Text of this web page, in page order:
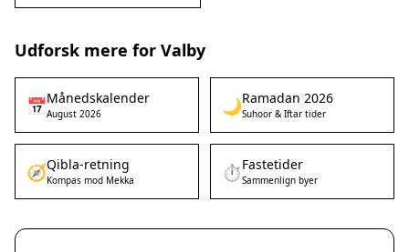
Udforsk mere for Valby
📅Månedskalender
August 2026 🌙Ramadan 2026
Suhoor & Iftar tider
🧭Qibla-retning
Kompas mod Mekka ⏱️Fastetider
Sammenlign byer